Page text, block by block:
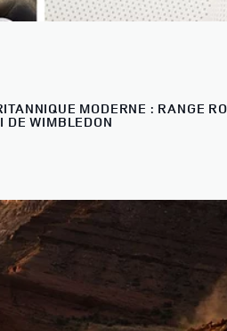
MODERNE : RANGE
DE WIMBLEDON